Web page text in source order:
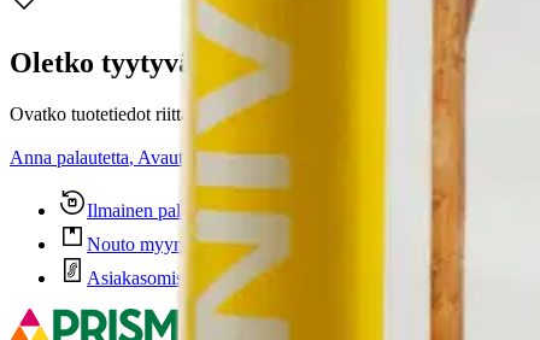
Oletko tyytyväinen tuotetietoihin?
Ovatko tuotetiedot riittävät? Jos tuotetiedoissa on puutteita tai niitä
Anna palautetta, Avautuu uuteen välilehteen
Ilmainen palautus 30 päivää.*
Nouto myymälästä ilman toimituskuluja.
Asiakasomistajalle Bonusta jopa 5 %.*